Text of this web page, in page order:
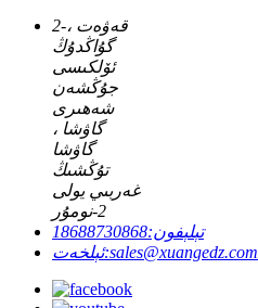
2-قەۋەت ،
گۇاڭدۇڭ
ئۆلكىسى
جۇڭشەن
شەھىرى
گاۋشا ،
گاۋشا
تۇڭشىڭ
غەربىي يولى
2-نومۇر
تېلېفون:18688730868
ئېلخەت:sales@xuangedz.com